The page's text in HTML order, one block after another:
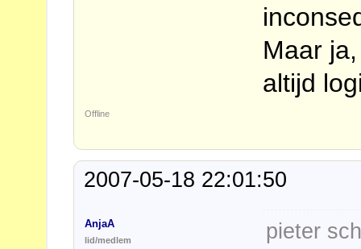
Maar
altijd
Offline
2007-05-18 22:01:50
AnjaA
lid/medlem pieter